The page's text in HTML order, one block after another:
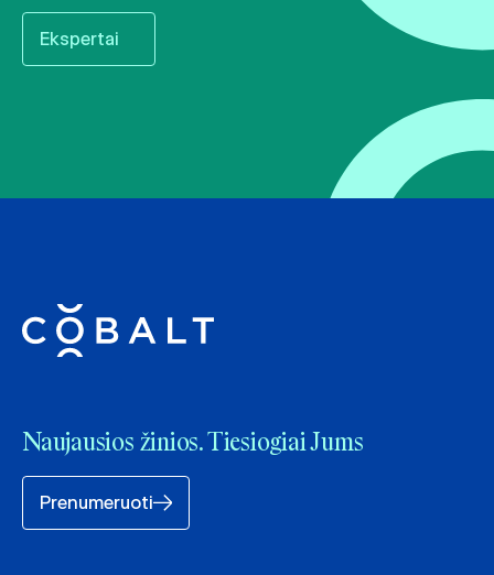
Ekspertai
Naujausios žinios. Tiesiogiai Jums
Prenumeruoti